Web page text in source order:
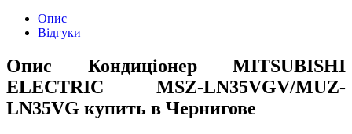
Опис
Відгуки
Опис Кондиціонер MITSUBISHI
ELECTRIC MSZ-LN35VGV/MUZ-
LN35VG купить в Чернигове